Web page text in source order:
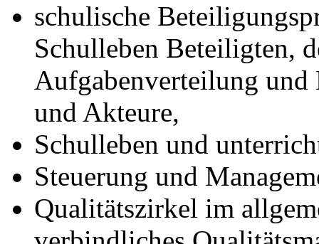
schulische
Schulleben Beteiligten,
Aufgabenverteilung
und Akteure,
Schulleben und
Steuerung und
Qualitätszirkel im